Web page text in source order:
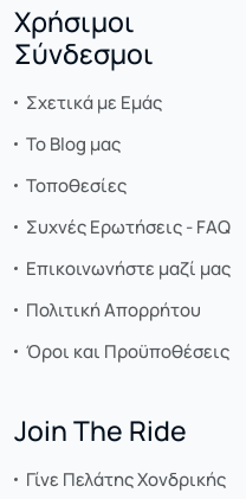
Χρήσιμοι
Σύνδεσμοι
Σχετικά με Εμάς
Το Blog μας
Τοποθεσίες
Συχνές Ερωτήσεις - FAQ
Επικοινωνήστε μαζί μας
Πολιτική Απορρήτου
Όροι και Προϋποθέσεις
Join The Ride
Γίνε Πελάτης Χονδρικής